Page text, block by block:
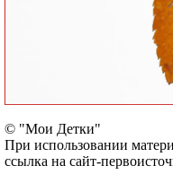
© "Мои Детки"
При использовании
ссылка на сайт-